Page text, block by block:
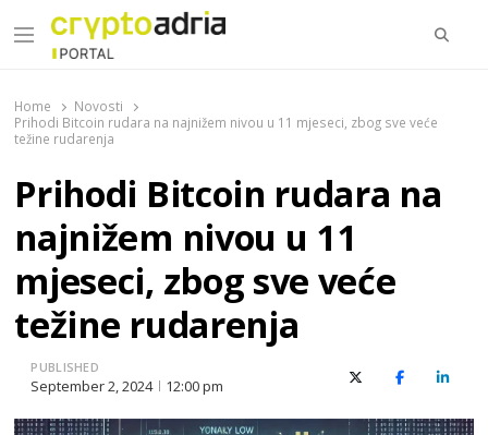
Menu
Home
Novosti
Prihodi Bitcoin rudara na najnižem nivou u 11 mjeseci, zbog sve veće
težine rudarenja
Prihodi Bitcoin rudara na
najnižem nivou u 11
mjeseci, zbog sve veće
težine rudarenja
PUBLISHED
September 2, 2024 12:00 pm X (Twitter)Facebook